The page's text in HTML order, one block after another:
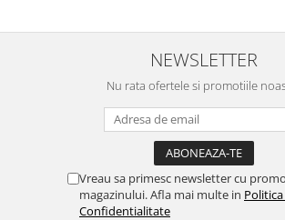
NEWSLETTER
Nu rata ofertele si promotiile
Vreau sa primesc newsletter cu
magazinului. Afla mai multe in
Confidentialitate